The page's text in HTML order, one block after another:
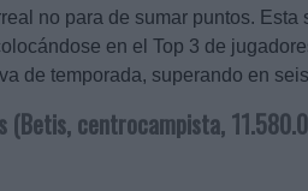
no para de sumar puntos.
en el Top 3 de
de temporada, superando en
(Betis, centrocampista,